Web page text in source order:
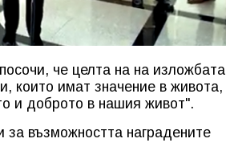
че целта на на изложбата
които имат значение в живота,
и доброто в нашия живот".
за възможността наградените